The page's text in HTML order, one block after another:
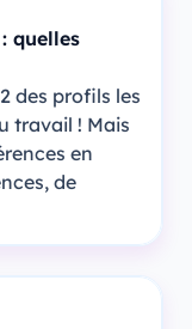
quelles
des profils les
travail ! Mais
en
de